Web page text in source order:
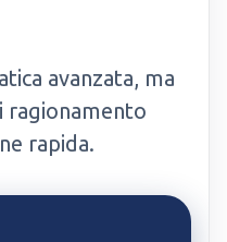
avanzata, ma
ragionamento
rapida.